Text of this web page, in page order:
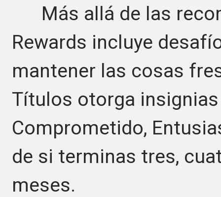
Más allá de las
Rewards incluye
mantener las cosas
Títulos otorga
Comprometido,
de si terminas tres,
meses.